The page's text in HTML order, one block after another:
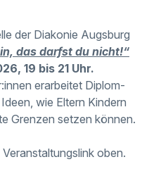
der Diakonie Augsburg
das darfst du nicht!“
19 bis 21 Uhr.
erarbeitet Diplom-
wie Eltern Kindern
Grenzen setzen können.
oben.